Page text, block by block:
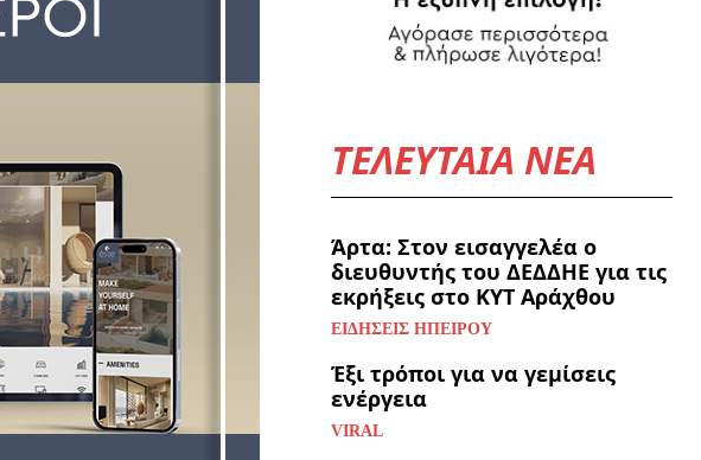
ΤΕΛΕΥΤΑΙΑ ΝΕΑ
Άρτα: Στον εισαγγελέα ο
διευθυντής του ΔΕΔΔΗΕ για τις
εκρήξεις στο ΚΥΤ Αράχθου
ΕΙΔΉΣΕΙΣ ΗΠΕΊΡΟΥ
Έξι τρόποι για να γεμίσεις
ενέργεια
VIRAL